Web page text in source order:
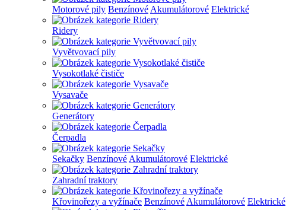
Motorové pily Benzínové Akumulátorové Elektrické
Ridery
Vyvětvovací pily
Vysokotlaké čističe
Vysavače
Generátory
Čerpadla
Sekačky Benzínové Akumulátorové Elektrické
Zahradní traktory
Křovinořezy a vyžínače Benzínové Akumulátorové Elektrické